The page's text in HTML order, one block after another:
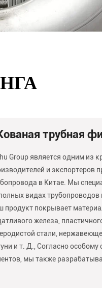
трубная
Group является одним из
и экспортеров
в Китае. Мы
видах
продукт покрывает
железа,
стали,
и т. Д., Согласно особому
мы также